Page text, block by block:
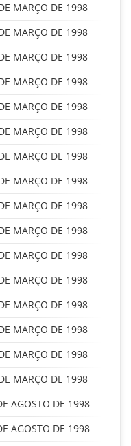
MARÇO DE 1998
MARÇO DE 1998
MARÇO DE 1998
MARÇO DE 1998
MARÇO DE 1998
MARÇO DE 1998
MARÇO DE 1998
MARÇO DE 1998
MARÇO DE 1998
MARÇO DE 1998
MARÇO DE 1998
MARÇO DE 1998
MARÇO DE 1998
MARÇO DE 1998
MARÇO DE 1998
MARÇO DE 1998
AGOSTO DE 1998
AGOSTO DE 1998